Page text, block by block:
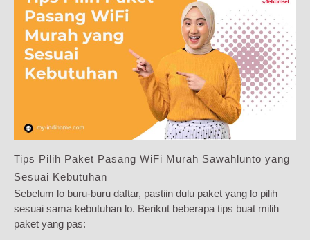
Tips Pilih Paket Pasang WiFi Murah Sawahlunto yang
Sesuai Kebutuhan
Sebelum lo buru-buru daftar, pastiin dulu paket yang lo pilih
sesuai sama kebutuhan lo. Berikut beberapa tips buat milih
paket yang pas: